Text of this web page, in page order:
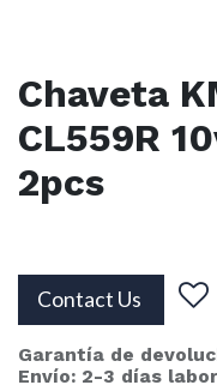
Chaveta
CL559R
2pcs
Contact Us
Garantía de
Envío: 2-3 días